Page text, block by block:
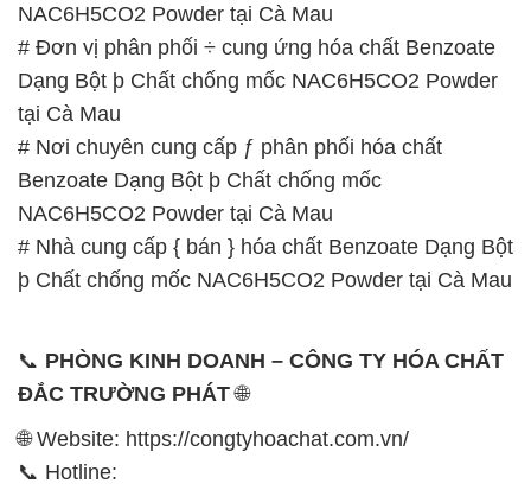
NAC6H5CO2 Powder tại Cà Mau
# Đơn vị phân phối ÷ cung ứng hóa chất Benzoate
Dạng Bột þ Chất chống mốc NAC6H5CO2 Powder
tại Cà Mau
# Nơi chuyên cung cấp ƒ phân phối hóa chất
Benzoate Dạng Bột þ Chất chống mốc
NAC6H5CO2 Powder tại Cà Mau
# Nhà cung cấp { bán } hóa chất Benzoate Dạng Bột
þ Chất chống mốc NAC6H5CO2 Powder tại Cà Mau
📞 PHÒNG KINH DOANH – CÔNG TY HÓA CHẤT
ĐẮC TRƯỜNG PHÁT🌐
🌐 Website: https://congtyhoachat.com.vn/
📞 Hotline: